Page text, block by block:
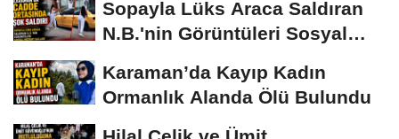
Sopayla Lüks Araca Saldıran
N.B.'nin Görüntüleri Sosyal
Karaman’da Kayıp Kadın
Ormanlık Alanda Ölü Bulundu